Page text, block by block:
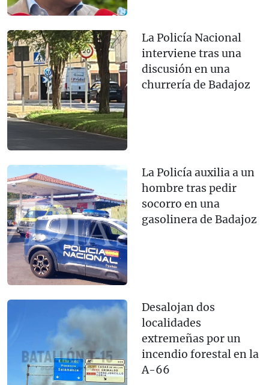
La Policía Nacional
interviene tras una
discusión en una
churrería de Badajoz
La Policía auxilia a un
hombre tras pedir
socorro en una
gasolinera de Badajoz
Desalojan dos
localidades
extremeñas por un
incendio forestal en la
A-66